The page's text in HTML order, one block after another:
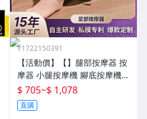
Y1722150391
【活動價】【】腿部按摩器 按
摩器 小腿按摩機 腳底按摩機
深層按摩儀 小腿按摩儀全自動
揉捏腿部按摩器全腿底腳熱敷
腳部足底
$ 705~$ 1,078
直購